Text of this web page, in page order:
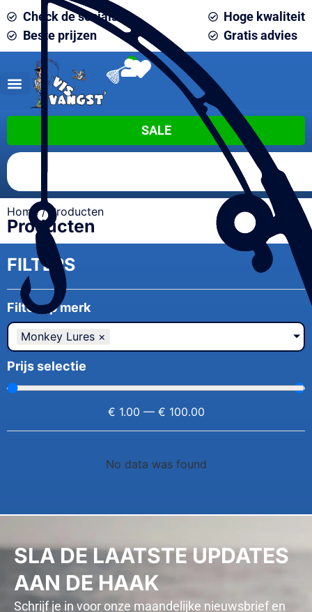
Check de socials
Beste prijzen
Hoge kwaliteit
Gratis advies
0
SALE
Home/ Producten
Producten
FILTERS
Filter op merk
Monkey Lures ×
Prijs selectie
€ 1.00 — € 100.00
No data was found
SLA DE LAATSTE UPDATES
AAN DE HAAK
Schrijf je in voor onze maandelijke nieuwsbrief en